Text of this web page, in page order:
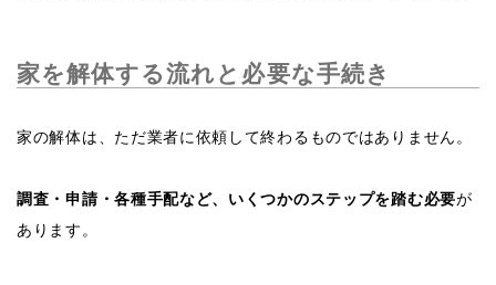
家を解体する流れと必要な手続き
家の解体は、ただ業者に依頼して終わるものではありません。
調査・申請・各種手配など、いくつかのステップを踏む必要が
あります。